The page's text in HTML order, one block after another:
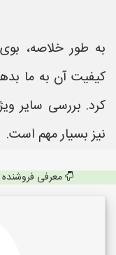
به طور خلاصه،
کیفیت آن به ما
کرد. بررسی سایر
نیز بسیار مهم است.
معرفی